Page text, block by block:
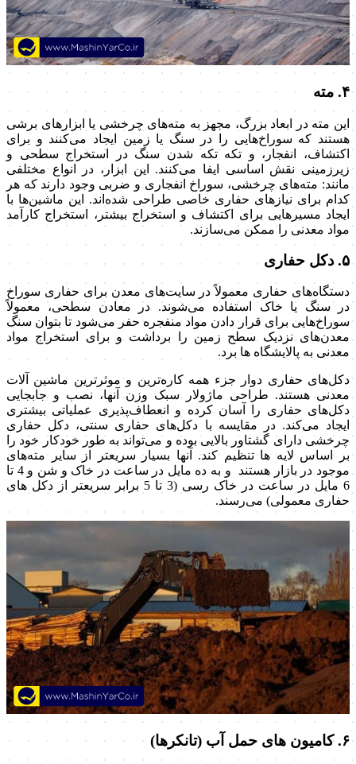
۴. مته
این مته در ابعاد بزرگ، مجهز به مته‌های چرخشی یا ابزارهای برشی
هستند که سوراخ‌هایی را در سنگ یا زمین ایجاد می‌کنند و برای
اکتشاف، انفجار، و تکه تکه شدن سنگ در استخراج سطحی و
زیرزمینی نقش اساسی ایفا می‌کنند. این ابزار، در انواع مختلفی
مانند: مته‌های چرخشی، سوراخ انفجاری و ضربی وجود دارند که هر
کدام برای نیازهای حفاری خاصی طراحی شده‌اند. این ماشین‌ها با
ایجاد مسیرهایی برای اکتشاف و استخراج بیشتر، استخراج کارآمد
مواد معدنی را ممکن می‌سازند.
۵. دکل حفاری
دستگاه‌های حفاری معمولاً در سایت‌های معدن برای حفاری سوراخ
در سنگ یا خاک استفاده می‌شوند. در معادن سطحی، معمولاً
سوراخ‌هایی برای قرار دادن مواد منفجره حفر می‌شود تا بتوان سنگ
معدن‌های نزدیک سطح زمین را برداشت و برای استخراج مواد
معدنی به پالایشگاه ها برد.
دکل‌های حفاری دوار جزء همه کاره‌ترین و موثرترین ماشین آلات
معدنی هستند. طراحی ماژولار سبک وزن آنها، نصب و جابجایی
دکل‌های حفاری را آسان کرده و انعطاف‌پذیری عملیاتی بیشتری
ایجاد می‌کند. در مقایسه با دکل‌های حفاری سنتی، دکل حفاری
چرخشی دارای گشتاور بالایی بوده و می‌تواند به طور خودکار خود را
بر اساس لایه ها تنظیم کند. آنها بسیار سریعتر از سایر مته‌های
موجود در بازار هستند و به ده مایل در ساعت در خاک و شن و 4 تا
6 مایل در ساعت در خاک رسی (3 تا 5 برابر سریعتر از دکل های
حفاری معمولی) می‌رسند.
۶. کامیون های حمل آب (تانکرها)